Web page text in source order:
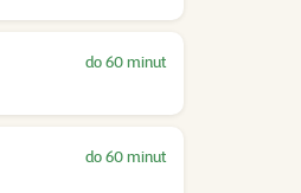
do 60 minut
do 60 minut